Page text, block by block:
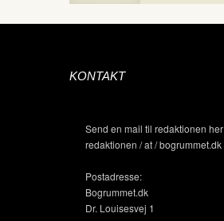
KONTAKT
Send en mail til redaktionen her
redaktionen / at / bogrummet.dk
Postadresse:
Bogrummet.dk
Dr. Louisesvej 1